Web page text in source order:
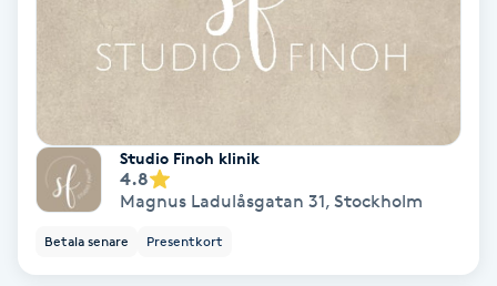
Kärlbehandling
Laserbehandling
Studio Finoh klinik
4.8
Magnus Ladulåsgatan 31, Stockholm
Betala senare Presentkort